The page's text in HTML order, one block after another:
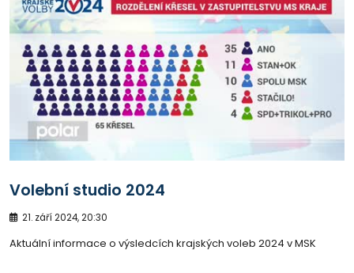
Volební studio 2024
21. září 2024, 20:30
Aktuální informace o výsledcích krajských voleb 2024 v MSK